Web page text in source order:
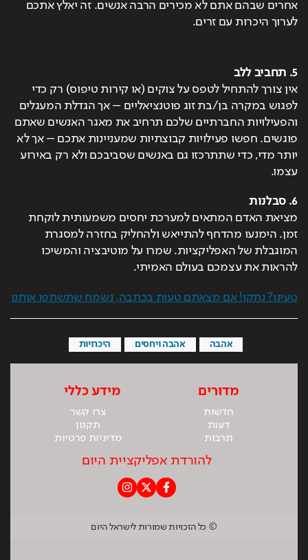
אחרים שבהם אתם לא מכירים הרבה אנשים. זה יאלץ אתכם
לערוך היכרות עם זרים.
אין צורך להתחיל לטפס על צוקים (או קירות טיפוס) רק כדי
לפגוש במקרה בן/בת זוג פוטנציאליים – אך הגדלת המעגלים
והפעילויות החברתיים שלכם תרחיב את מאגר האנשים שאתם
פוגשים. חפשו פעילויות קבוצתיות שמעניינות אתכם – אך לא
יותר מדי, כדי שתתרכזו גם באנשים שסביבכם ולא רק באירוע
עצמו.
מציאת האדם המתאים למערכת יחסים משמעותית לוקחת
זמן. הימנעו מהדחף להתייאש ולהחליק בחזרה למסגרת
המוגבלת של האפליקציות. שמרו על מוטיבציה והמשיכו
להראות את עצמכם בעולם האמיתי.
טעינו? נתקן! אם מצאתם טעות בכתבה, נשמח שתשתפו אותנו
אהבה אהבה ויחסים היכרויות
מדורים
חדשות
דעות
תרבות
מידע כללי
צרו קשר
תקנון
מדיניות פרטיות
להורדת אפליקציית היום
© כל הזכויות שמורות לישראל היום